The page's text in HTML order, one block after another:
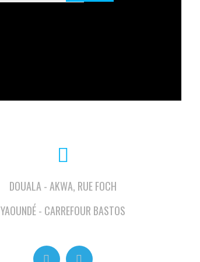
DOUALA - AKWA, RUE FOCH
YAOUNDÉ - CARREFOUR BASTOS